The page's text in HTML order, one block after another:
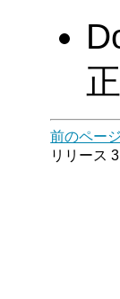
前のページ
リリース